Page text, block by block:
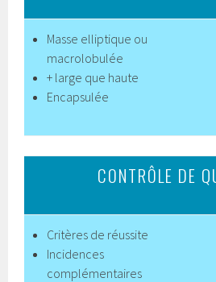
Masse elliptique ou
macrolobulée
+ large que haute
Encapsulée
CONTRÔLE DE
Critères de réussite
Incidences
complémentaires